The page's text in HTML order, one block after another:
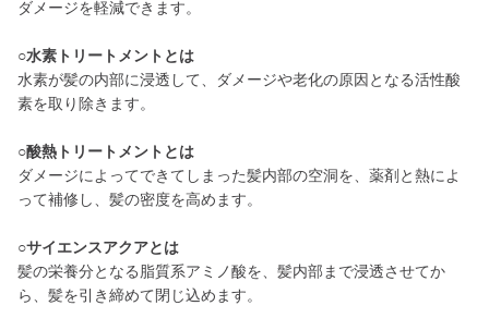
ダメージを軽減できます。
○水素トリートメントとは
水素が髪の内部に浸透して、ダメージや老化の原因となる活性酸
素を取り除きます。
○酸熱トリートメントとは
ダメージによってできてしまった髪内部の空洞を、薬剤と熱によ
って補修し、髪の密度を高めます。
○サイエンスアクアとは
髪の栄養分となる脂質系アミノ酸を、髪内部まで浸透させてか
ら、髪を引き締めて閉じ込めます。